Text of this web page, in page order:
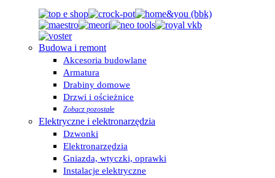
Budowa i remont
Akcesoria budowlane
Armatura
Drabiny domowe
Drzwi i ościeżnice
Zobacz pozostałe
Elektryczne i elektronarzędzia
Dzwonki
Elektronarzędzia
Gniazda, wtyczki, oprawki
Instalacje elektryczne